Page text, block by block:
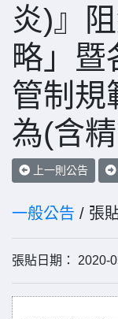
炎)』
略」暨
管制規
為(含
上一則公告
一般公告 / 張
張貼日期： 2020-